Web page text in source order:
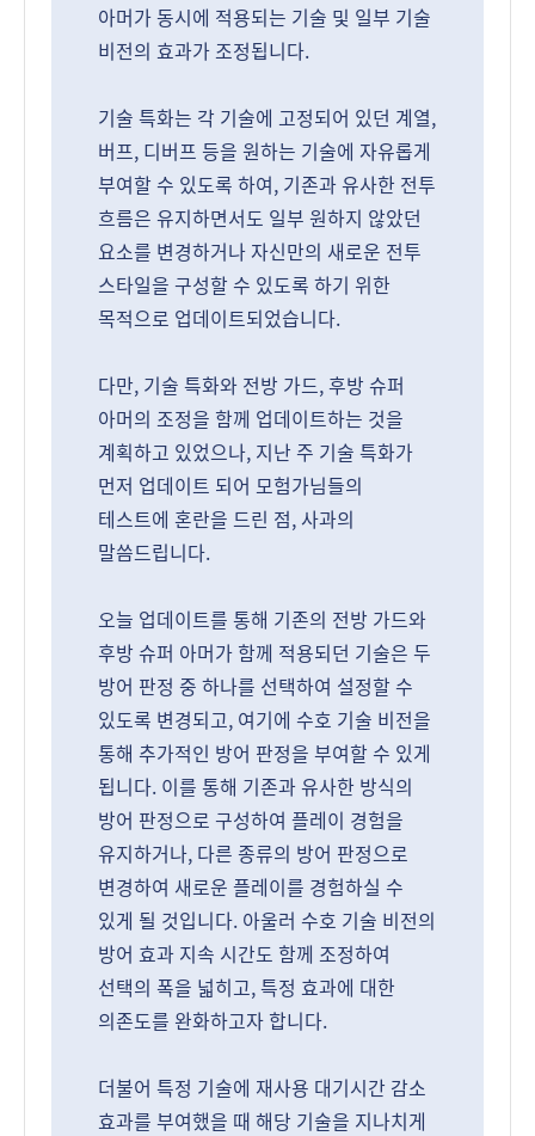
아머가 동시에 적용되는 기술 및 일부 기술
비전의 효과가 조정됩니다.
기술 특화는 각 기술에 고정되어 있던 계열,
버프, 디버프 등을 원하는 기술에 자유롭게
부여할 수 있도록 하여, 기존과 유사한 전투
흐름은 유지하면서도 일부 원하지 않았던
요소를 변경하거나 자신만의 새로운 전투
스타일을 구성할 수 있도록 하기 위한
목적으로 업데이트되었습니다.
다만, 기술 특화와 전방 가드, 후방 슈퍼
아머의 조정을 함께 업데이트하는 것을
계획하고 있었으나, 지난 주 기술 특화가
먼저 업데이트 되어 모험가님들의
테스트에 혼란을 드린 점, 사과의
말씀드립니다.
오늘 업데이트를 통해 기존의 전방 가드와
후방 슈퍼 아머가 함께 적용되던 기술은 두
방어 판정 중 하나를 선택하여 설정할 수
있도록 변경되고, 여기에 수호 기술 비전을
통해 추가적인 방어 판정을 부여할 수 있게
됩니다. 이를 통해 기존과 유사한 방식의
방어 판정으로 구성하여 플레이 경험을
유지하거나, 다른 종류의 방어 판정으로
변경하여 새로운 플레이를 경험하실 수
있게 될 것입니다. 아울러 수호 기술 비전의
방어 효과 지속 시간도 함께 조정하여
선택의 폭을 넓히고, 특정 효과에 대한
의존도를 완화하고자 합니다.
더불어 특정 기술에 재사용 대기시간 감소
효과를 부여했을 때 해당 기술을 지나치게